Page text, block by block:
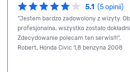
5.1 (5 opinii)
"Jestem bardzo zadowolony z wizyty.
profesjonalna, wszystko zostało
Zdecydowanie polecam ten serwis!!!",
Robert, Honda Civic 1,8 benzyna 2008